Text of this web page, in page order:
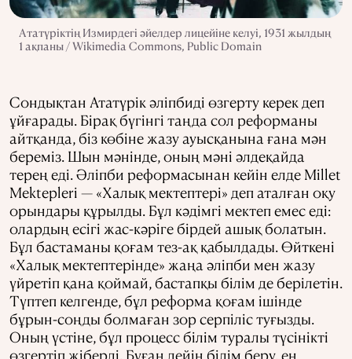
Ататүріктің Измирдегі әйелдер лицейіне келуі, 1931 жылдың
1 ақпаны / Wikimedia Commons, Public Domain
Сондықтан Ататүрік әліпбиді өзгерту керек деп
ұйғарады. Бірақ бүгінгі таңда сол реформаны
айтқанда, біз көбіне жазу ауысқанына ғана мән
береміз. Шын мәнінде, оның мәні әлдеқайда
терең еді. Әліпби реформасынан кейін елде Millet
Mektepleri — «Халық мектептері» деп аталған оқу
орындары құрылды. Бұл кәдімгі мектеп емес еді:
олардың есігі жас-кәріге бірдей ашық болатын.
Бұл бастаманы қоғам тез-ақ қабылдады. Өйткені
«Халық мектептерінде» жаңа әліпби мен жазу
үйретіп қана қоймай, бастапқы білім де берілетін.
Түптеп келгенде, бұл реформа қоғам ішінде
бұрын-соңды болмаған зор серпіліс туғызды.
Оның үстіне, бұл процесс білім туралы түсінікті
өзгертіп жіберді. Бұған дейін білім беру, ең